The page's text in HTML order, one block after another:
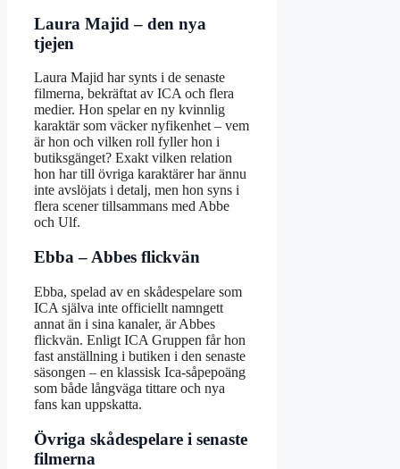
Laura Majid – den nya
tjejen
Laura Majid har synts i de senaste
filmerna, bekräftat av ICA och flera
medier. Hon spelar en ny kvinnlig
karaktär som väcker nyfikenhet – vem
är hon och vilken roll fyller hon i
butiksgänget? Exakt vilken relation
hon har till övriga karaktärer har ännu
inte avslöjats i detalj, men hon syns i
flera scener tillsammans med Abbe
och Ulf.
Ebba – Abbes flickvän
Ebba, spelad av en skådespelare som
ICA själva inte officiellt namngett
annat än i sina kanaler, är Abbes
flickvän. Enligt ICA Gruppen får hon
fast anställning i butiken i den senaste
säsongen – en klassisk Ica-såpepoäng
som både långväga tittare och nya
fans kan uppskatta.
Övriga skådespelare i senaste
filmerna